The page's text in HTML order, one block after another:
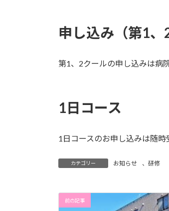
申し込み（第1、
第1、2クールの申し込みは病
1日コース
1日コースのお申し込みは随時
カテゴリー お知らせ 、 研修
前の記事